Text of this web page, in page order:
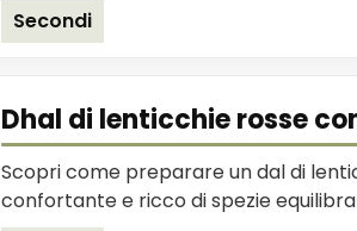
Secondi
Dhal di lenticchie rosse
Scopri come preparare un dal di
confortante e ricco di spezie